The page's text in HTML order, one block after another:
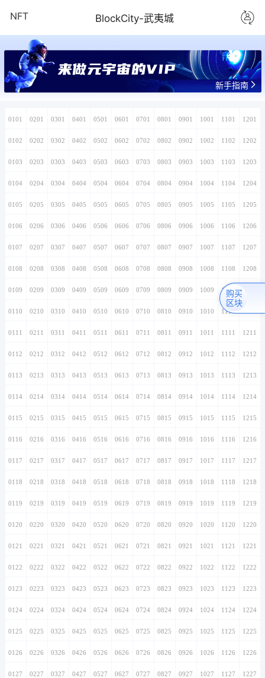
NFT BlockCity-武夷城
来做元宇宙的VIP
新手指南
0101 0201 0301 0401 0501 0601 0701 0801 0901 1001 1101 1201
0102 0202 0302 0402 0502 0602 0702 0802 0902 1002 1102 1202
0103 0203 0303 0403 0503 0603 0703 0803 0903 1003 1103 1203
0104 0204 0304 0404 0504 0604 0704 0804 0904 1004 1104 1204
0105 0205 0305 0405 0505 0605 0705 0805 0905 1005 1105 1205
0106 0206 0306 0406 0506 0606 0706 0806 0906 1006 1106 1206
0107 0207 0307 0407 0507 0607 0707 0807 0907 1007 1107 1207
0108 0208 0308 0408 0508 0608 0708 0808 0908 1008 1108 1208
0109 0209 0309 0409 0509 0609 0709 0809 0909 1009 1109
0110 0210 0310 0410 0510 0610 0710 0810 0910 1010 1110
0111 0211 0311 0411 0511 0611 0711 0811 0911 1011 1111 1211
0112 0212 0312 0412 0512 0612 0712 0812 0912 1012 1112 1212
0113 0213 0313 0413 0513 0613 0713 0813 0913 1013 1113 1213
0114 0214 0314 0414 0514 0614 0714 0814 0914 1014 1114 1214
0115 0215 0315 0415 0515 0615 0715 0815 0915 1015 1115 1215
0116 0216 0316 0416 0516 0616 0716 0816 0916 1016 1116 1216
0117 0217 0317 0417 0517 0617 0717 0817 0917 1017 1117 1217
0118 0218 0318 0418 0518 0618 0718 0818 0918 1018 1118 1218
0119 0219 0319 0419 0519 0619 0719 0819 0919 1019 1119 1219
0120 0220 0320 0420 0520 0620 0720 0820 0920 1020 1120 1220
0121 0221 0321 0421 0521 0621 0721 0821 0921 1021 1121 1221
0122 0222 0322 0422 0522 0622 0722 0822 0922 1022 1122 1222
0123 0223 0323 0423 0523 0623 0723 0823 0923 1023 1123 1223
0124 0224 0324 0424 0524 0624 0724 0824 0924 1024 1124 1224
0125 0225 0325 0425 0525 0625 0725 0825 0925 1025 1125 1225
0126 0226 0326 0426 0526 0626 0726 0826 0926 1026 1126 1226
0127 0227 0327 0427 0527 0627 0727 0827 0927 1027 1127 1227
购买
区块